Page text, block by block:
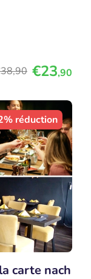
,90 €23,90
réduction
carte nach